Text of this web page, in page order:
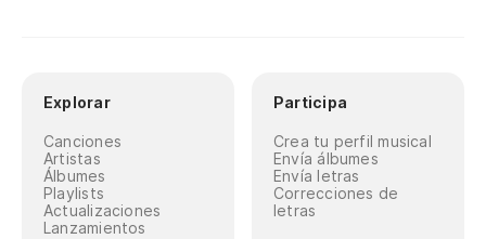
Explorar
Canciones
Artistas
Álbumes
Playlists
Actualizaciones
Lanzamientos
Participa
Crea tu perfil musical
Envía álbumes
Envía letras
Correcciones de
letras